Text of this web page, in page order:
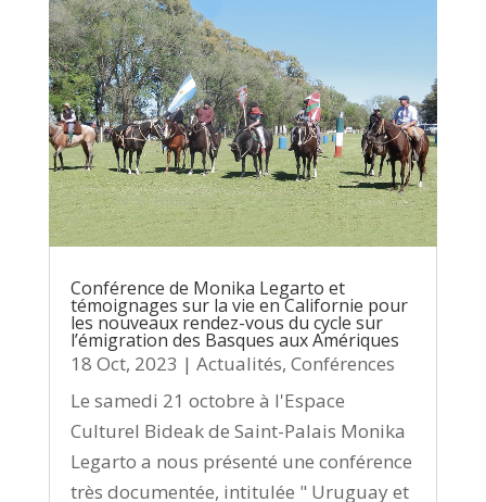
Conférence de Monika Legarto et
témoignages sur la vie en Californie pour
les nouveaux rendez-vous du cycle sur
l’émigration des Basques aux Amériques
18 Oct, 2023 | Actualités, Conférences
Le samedi 21 octobre à l'Espace
Culturel Bideak de Saint-Palais Monika
Legarto a nous présenté une conférence
très documentée, intitulée " Uruguay et